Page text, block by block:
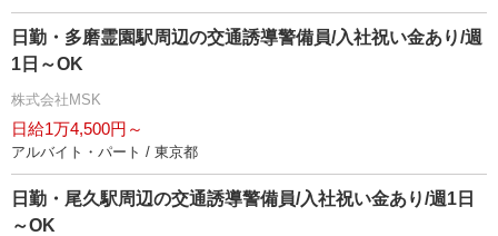
日勤・多磨霊園駅周辺の交通誘導警備員/入社祝い金あり/週
1日～OK
株式会社MSK
日給1万4,500円～
アルバイト・パート / 東京都
日勤・尾久駅周辺の交通誘導警備員/入社祝い金あり/週1日
～OK